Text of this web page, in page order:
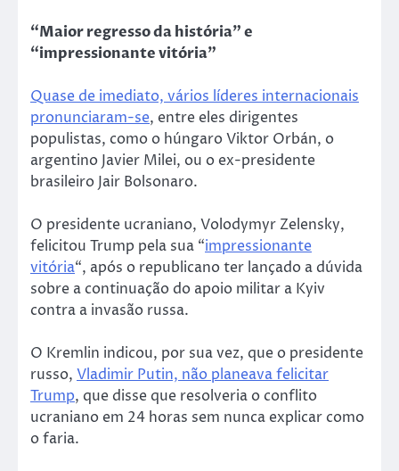
“Maior regresso da história” e
“impressionante vitória”
Quase de imediato, vários líderes internacionais
pronunciaram-se, entre eles dirigentes
populistas, como o húngaro Viktor Orbán, o
argentino Javier Milei, ou o ex-presidente
brasileiro Jair Bolsonaro.
O presidente ucraniano, Volodymyr Zelensky,
felicitou Trump pela sua “impressionante
vitória“, após o republicano ter lançado a dúvida
sobre a continuação do apoio militar a Kyiv
contra a invasão russa.
O Kremlin indicou, por sua vez, que o presidente
russo, Vladimir Putin, não planeava felicitar
Trump, que disse que resolveria o conflito
ucraniano em 24 horas sem nunca explicar como
o faria.